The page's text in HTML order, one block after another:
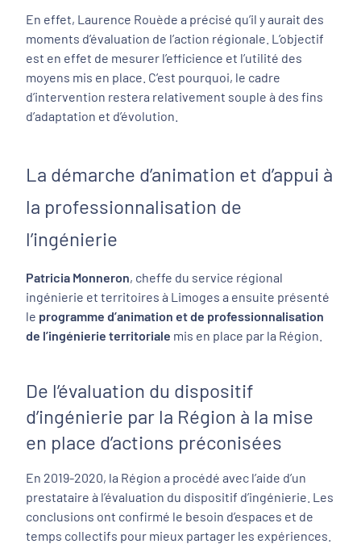
En effet, Laurence Rouède a précisé qu’il y aurait des
moments d’évaluation de l’action régionale. L’objectif
est en effet de mesurer l’efficience et l’utilité des
moyens mis en place. C’est pourquoi, le cadre
d’intervention restera relativement souple à des fins
d’adaptation et d’évolution.
La démarche d’animation et d’appui à
la professionnalisation de
l’ingénierie
Patricia Monneron, cheffe du service régional
ingénierie et territoires à Limoges a ensuite présenté
le programme d’animation et de professionnalisation
de l’ingénierie territoriale mis en place par la Région.
De l’évaluation du dispositif
d’ingénierie par la Région à la mise
en place d’actions préconisées
En 2019-2020, la Région a procédé avec l’aide d’un
prestataire à l’évaluation du dispositif d’ingénierie. Les
conclusions ont confirmé le besoin d’espaces et de
temps collectifs pour mieux partager les expériences.